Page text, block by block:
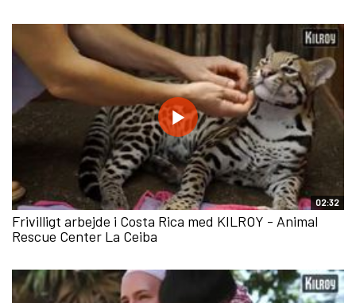
02:32
Frivilligt arbejde i Costa Rica med KILROY - Animal
Rescue Center La Ceiba